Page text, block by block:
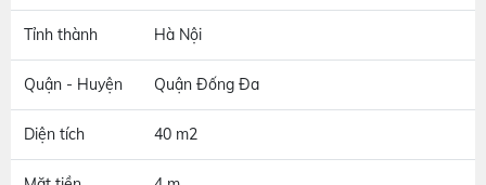
Tỉnh thành Hà Nội
Quận - Huyện Quận Đống Đa
Diện tích 40 m2